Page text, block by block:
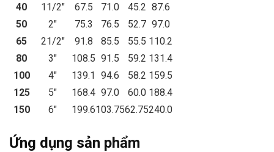
40
11/2″ 67.5 71.0 45.2 87.6
50
2″ 75.3 76.5 52.7 97.0
65
21/2″ 91.8 85.5 55.5 110.2
80
3″ 108.5 91.5 59.2 131.4
100
4″ 139.1 94.6 58.2 159.5
125
5″ 168.4 97.0 60.0 188.4
150
6″ 199.6103.7562.75240.0
Ứng dụng sản phẩm